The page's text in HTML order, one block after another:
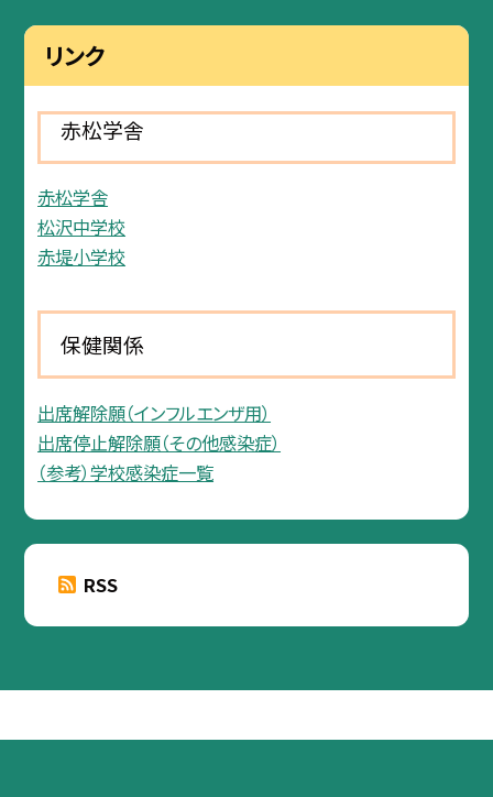
リンク
赤松学舎
赤松学舎
松沢中学校
赤堤小学校
保健関係
出席解除願（インフルエンザ用）
出席停止解除願（その他感染症）
（参考）学校感染症一覧
RSS